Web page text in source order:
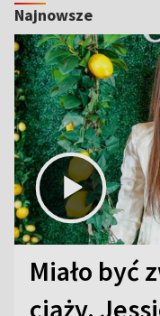
Najnowsze
Miało być